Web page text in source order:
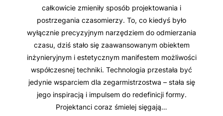
całkowicie zmieniły sposób projektowania i
postrzegania czasomierzy. To, co kiedyś było
wyłącznie precyzyjnym narzędziem do odmierzania
czasu, dziś stało się zaawansowanym obiektem
inżynieryjnym i estetycznym manifestem możliwości
współczesnej techniki. Technologia przestała być
jedynie wsparciem dla zegarmistrzostwa – stała się
jego inspiracją i impulsem do redefinicji formy.
Projektanci coraz śmielej sięgają…